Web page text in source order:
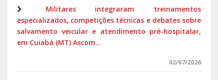
Militares integraram treinamentos
especializados, competições técnicas e debates sobre
salvamento veicular e atendimento pré-hospitalar,
em Cuiabá (MT) Ascom...
02/07/2026